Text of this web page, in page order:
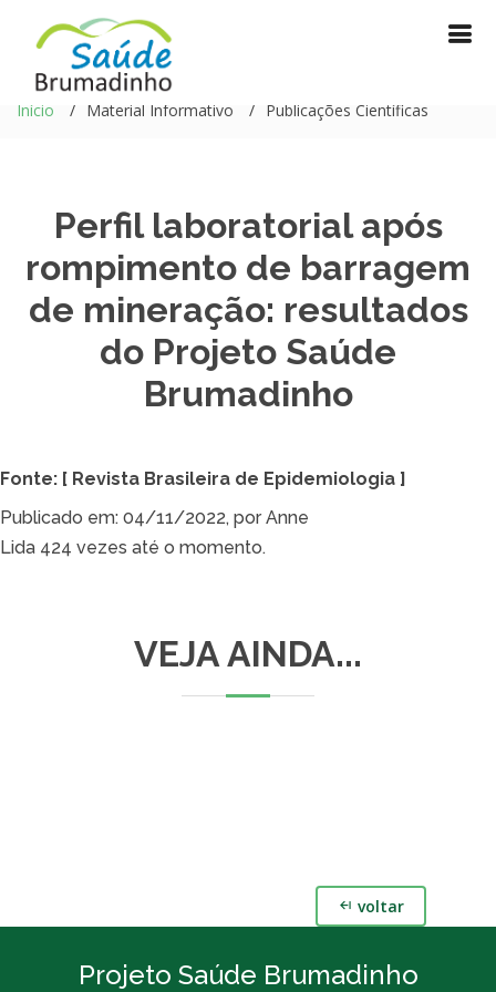
Início Material Informativo Publicações Científicas
Perfil laboratorial após
rompimento de barragem
de mineração: resultados
do Projeto Saúde
Brumadinho
Fonte: [ Revista Brasileira de Epidemiologia ]
Publicado em: 04/11/2022, por Anne
Lida 424 vezes até o momento.
VEJA AINDA...
voltar
Projeto Saúde Brumadinho